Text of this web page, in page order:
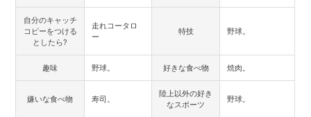
自分のキャッチ
コピーをつける
としたら?
走れコータロ
ー
特技 野球。
趣味 野球。 好きな食べ物 焼肉。
嫌いな食べ物 寿司。
陸上以外の好き
なスポーツ
野球。